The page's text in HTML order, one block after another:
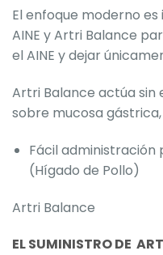
El enfoque moderno
AINE y Artri Balance
el AINE y dejar
Artri Balance actúa sin
sobre mucosa
Fácil administración
(Hígado de Pollo)
Artri Balance
EL SUMINISTRO DE